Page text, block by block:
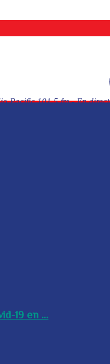
Pacific 101.5 fm - En direct
19 en ...